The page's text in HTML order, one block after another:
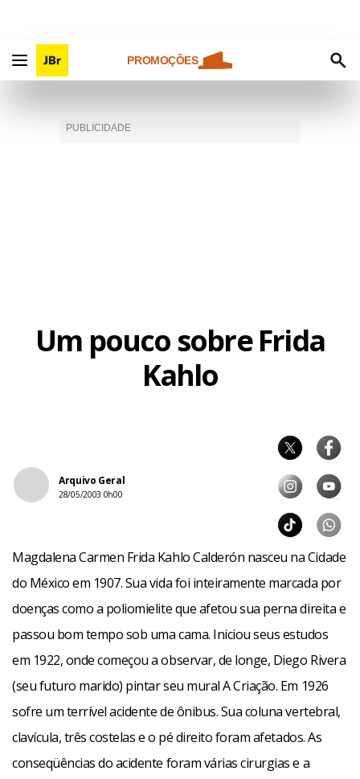
PROMOÇÕES
Um pouco sobre Frida
Kahlo
Arquivo Geral
28/05/2003 0h00
Magdalena Carmen Frida Kahlo Calderón nasceu na Cidade
do México em 1907. Sua vida foi inteiramente marcada por
doenças como a poliomielite que afetou sua perna direita e
passou bom tempo sob uma cama. Iniciou seus estudos
em 1922, onde começou a observar, de longe, Diego Rivera
(seu futuro marido) pintar seu mural A Criação. Em 1926
sofre um terrível acidente de ônibus. Sua coluna vertebral,
clavícula, três costelas e o pé direito foram afetados. As
conseqüências do acidente foram várias cirurgias e a